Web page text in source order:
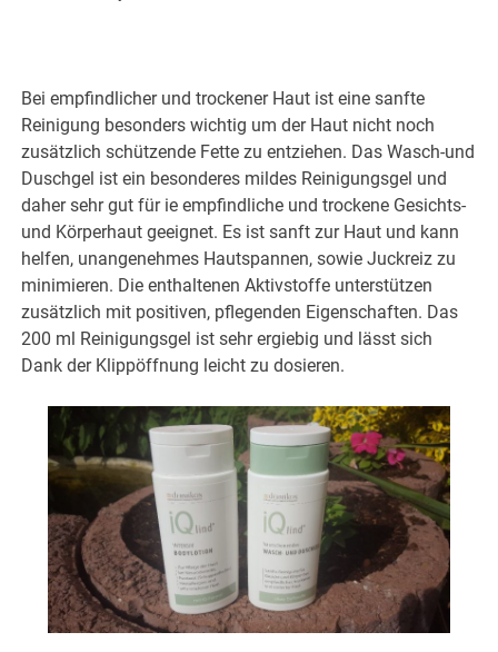
Bei empfindlicher und trockener Haut ist eine sanfte
Reinigung besonders wichtig um der Haut nicht noch
zusätzlich schützende Fette zu entziehen. Das Wasch-und
Duschgel ist ein besonderes mildes Reinigungsgel und
daher sehr gut für ie empfindliche und trockene Gesichts-
und Körperhaut geeignet. Es ist sanft zur Haut und kann
helfen, unangenehmes Hautspannen, sowie Juckreiz zu
minimieren. Die enthaltenen Aktivstoffe unterstützen
zusätzlich mit positiven, pflegenden Eigenschaften. Das
200 ml Reinigungsgel ist sehr ergiebig und lässt sich
Dank der Klippöffnung leicht zu dosieren.